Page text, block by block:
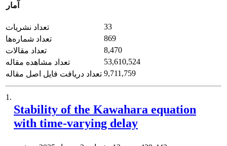
آمار
تعداد نشریات
33
تعداد شماره‌ها
869
تعداد مقالات
8,470
تعداد مشاهده مقاله
53,610,524
تعداد دریافت فایل اصل مقاله 9,711,759
1.
Stability of the Kawahara equation
with time-varying delay